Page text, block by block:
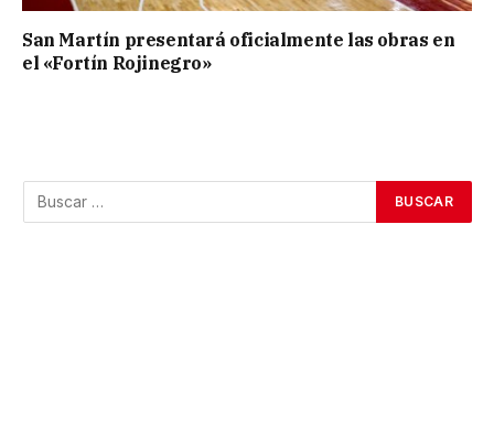
San Martín presentará oficialmente las obras en
el «Fortín Rojinegro»